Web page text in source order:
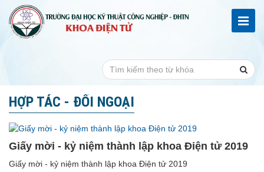
HỢP TÁC - ĐỐI NGOẠI
Giấy mời - kỷ niệm thành lập khoa Điện tử 2019
Giấy mời - kỷ niệm thành lập khoa Điện tử 2019